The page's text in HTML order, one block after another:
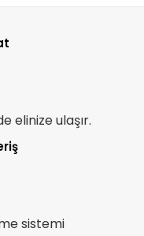
elinize ulaşır.
sistemi